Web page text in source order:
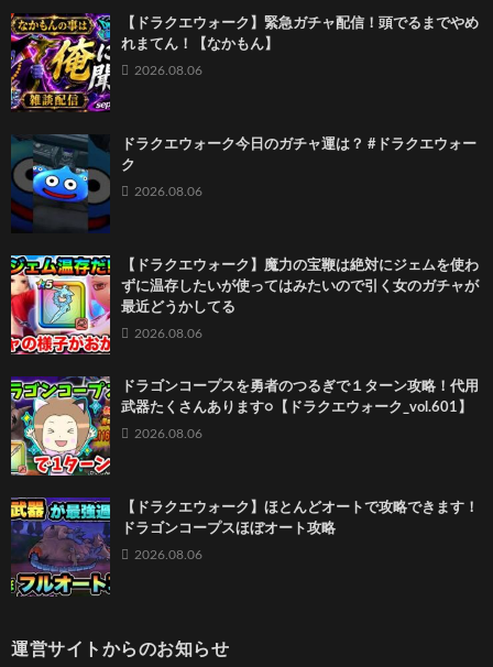
【ドラクエウォーク】緊急ガチャ配信！頭でるまでやめ
れまてん！【なかもん】
2026.08.06
ドラクエウォーク今日のガチャ運は？ #ドラクエウォー
ク
2026.08.06
【ドラクエウォーク】魔力の宝鞭は絶対にジェムを使わ
ずに温存したいが使ってはみたいので引く女のガチャが
最近どうかしてる
2026.08.06
ドラゴンコープスを勇者のつるぎで１ターン攻略！代用
武器たくさんあります○【ドラクエウォーク_vol.601】
2026.08.06
【ドラクエウォーク】ほとんどオートで攻略できます！
ドラゴンコープスほぼオート攻略
2026.08.06
運営サイトからのお知らせ